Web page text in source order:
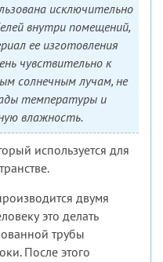
исключительно
внутри помещений,
ее изготовления
чувствительно к
солнечным лучам, не
температуры и
влажность.
используется для
двумя
это делать
трубы
После этого